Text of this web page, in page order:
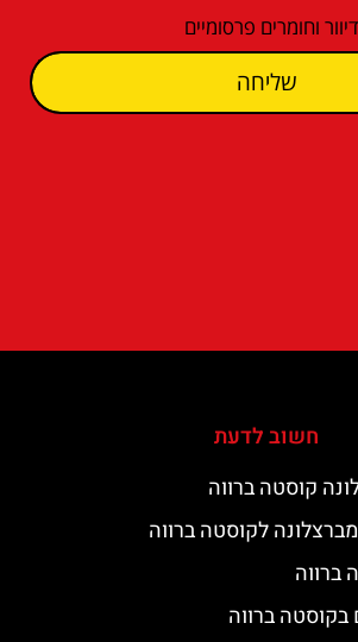
וחומרים פרסומיים
שליחה
חשוב לדעת
קוסטה ברווה
מברצלונה לקוסטה ברווה
ברווה
ברווה